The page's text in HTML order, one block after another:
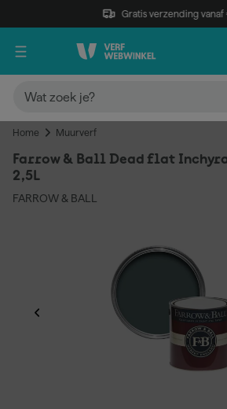
Gratis verzending vanaf
Home Muurverf
Farrow & Ball Dead flat
2,5L
FARROW & BALL